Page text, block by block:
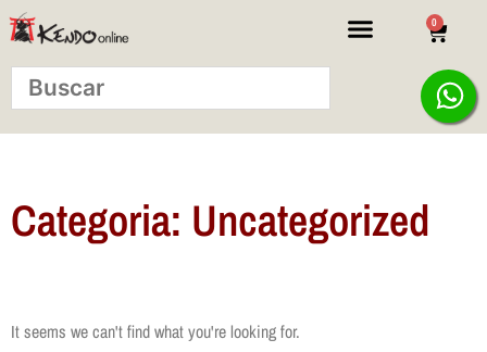
0
Categoria: Uncategorized
It seems we can't find what you're looking for.